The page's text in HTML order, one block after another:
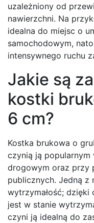
uzależniony od
nawierzchni. Na
idealna do miejsc o
samochodowym,
intensywnego ruchu
Jakie są
kostki
6 cm?
Kostka brukowa o
czynią ją
drogowym oraz przy
publicznych. Jedną z
wytrzymałość;
jest w stanie
czyni ją idealną do